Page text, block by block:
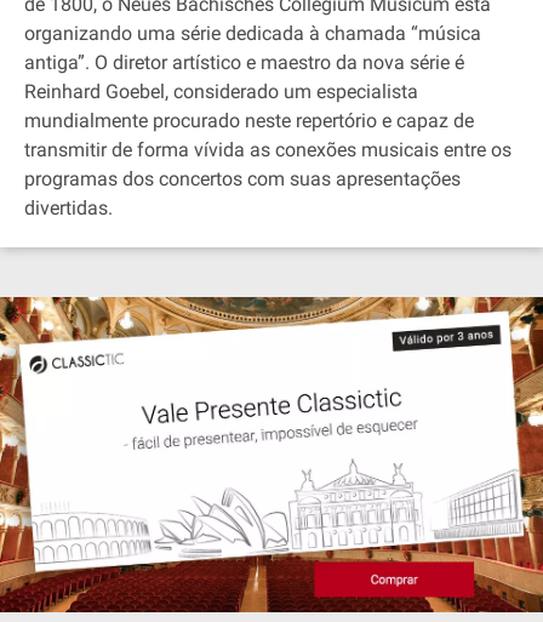
organizando uma série dedicada à chamada “música
antiga”. O diretor artístico e maestro da nova série é
Reinhard Goebel, considerado um especialista
mundialmente procurado neste repertório e capaz de
transmitir de forma vívida as conexões musicais entre os
programas dos concertos com suas apresentações
divertidas.